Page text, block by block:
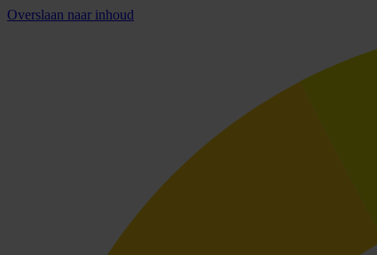
Overslaan naar inhoud